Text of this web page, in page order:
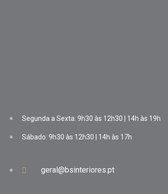
Segunda a Sexta: 9h30 às 12h30 | 14h às 19h
Sábado: 9h30 às 12h30 | 14h às 17h
geral@bsinteriores.pt